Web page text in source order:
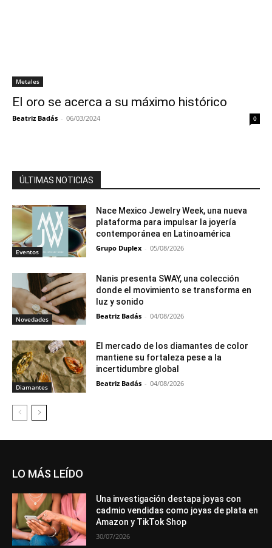
Metales
El oro se acerca a su máximo histórico
Beatriz Badás - 06/03/2024 0
ÚLTIMAS NOTICIAS
Eventos
Nace Mexico Jewelry Week, una nueva
plataforma para impulsar la joyería
contemporánea en Latinoamérica
Grupo Duplex - 05/08/2026
Novedades
Nanis presenta SWAY, una colección
donde el movimiento se transforma en
luz y sonido
Beatriz Badás - 04/08/2026
Diamantes
El mercado de los diamantes de color
mantiene su fortaleza pese a la
incertidumbre global
Beatriz Badás - 04/08/2026
LO MÁS LEÍDO
Una investigación destapa joyas con
cadmio vendidas como joyas de plata en
Amazon y TikTok Shop
30/07/2026